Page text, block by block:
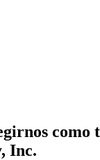
como
Inc.